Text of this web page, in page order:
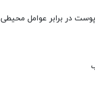
در برابر عوامل محیطی